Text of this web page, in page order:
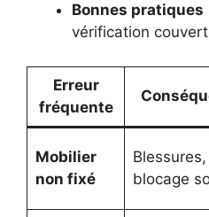
Bonnes pratiques
vérification
Erreur
fréquente
Mobilier
non fixé
Blessures,
blocage